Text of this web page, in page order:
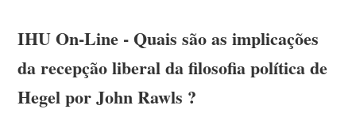
IHU On-Line - Quais são as implicações
da recepção liberal da filosofia política de
Hegel por John Rawls ?